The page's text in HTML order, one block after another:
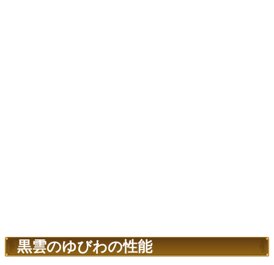
黒雲のゆびわの性能